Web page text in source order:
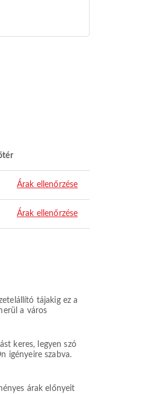
Árak ellenőrzése
Árak ellenőrzése
tájakig ez a
a város
keres, legyen szó
igényeire szabva.
árak előnyeit